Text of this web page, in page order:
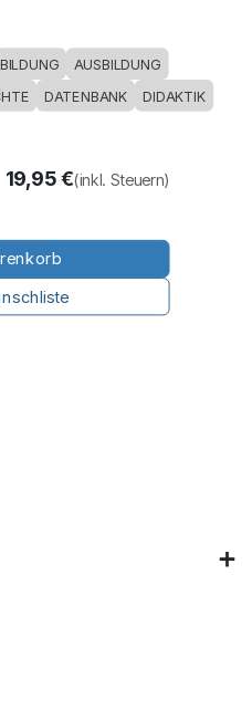
BILDUNG AUSBILDUNG
DATENBANK
DIDAKTIK
19,95€(inkl. Steuern)